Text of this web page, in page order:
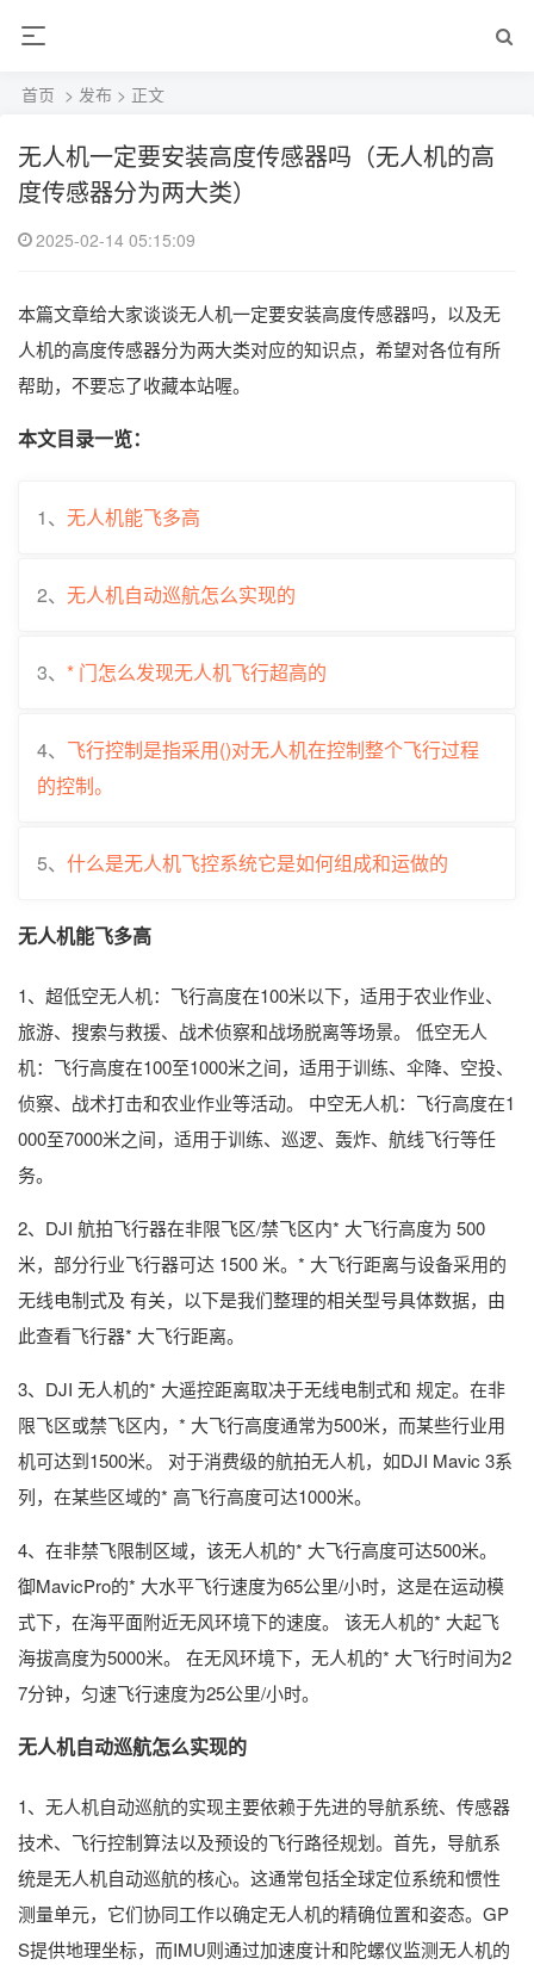
首页 > 发布 > 正文
无人机一定要安装高度传感器吗（无人机的高
度传感器分为两大类）
2025-02-14 05:15:09
本篇文章给大家谈谈无人机一定要安装高度传感器吗，以及无
人机的高度传感器分为两大类对应的知识点，希望对各位有所
帮助，不要忘了收藏本站喔。
本文目录一览：
1、 无人机能飞多高
2、 无人机自动巡航怎么实现的
3、 * 门怎么发现无人机飞行超高的
4、 飞行控制是指采用()对无人机在控制整个飞行过程
的控制。
5、 什么是无人机飞控系统它是如何组成和运做的
无人机能飞多高
1、超低空无人机：飞行高度在100米以下，适用于农业作业、
旅游、搜索与救援、战术侦察和战场脱离等场景。 低空无人
机：飞行高度在100至1000米之间，适用于训练、伞降、空投、
侦察、战术打击和农业作业等活动。 中空无人机：飞行高度在1
000至7000米之间，适用于训练、巡逻、轰炸、航线飞行等任
务。
2、DJI 航拍飞行器在非限飞区/禁飞区内* 大飞行高度为 500
米，部分行业飞行器可达 1500 米。* 大飞行距离与设备采用的
无线电制式及 有关，以下是我们整理的相关型号具体数据，由
此查看飞行器* 大飞行距离。
3、DJI 无人机的* 大遥控距离取决于无线电制式和 规定。在非
限飞区或禁飞区内，* 大飞行高度通常为500米，而某些行业用
机可达到1500米。 对于消费级的航拍无人机，如DJI Mavic 3系
列，在某些区域的* 高飞行高度可达1000米。
4、在非禁飞限制区域，该无人机的* 大飞行高度可达500米。
御MavicPro的* 大水平飞行速度为65公里/小时，这是在运动模
式下，在海平面附近无风环境下的速度。 该无人机的* 大起飞
海拔高度为5000米。 在无风环境下，无人机的* 大飞行时间为2
7分钟，匀速飞行速度为25公里/小时。
无人机自动巡航怎么实现的
1、无人机自动巡航的实现主要依赖于先进的导航系统、传感器
技术、飞行控制算法以及预设的飞行路径规划。首先，导航系
统是无人机自动巡航的核心。这通常包括全球定位系统和惯性
测量单元，它们协同工作以确定无人机的精确位置和姿态。GP
S提供地理坐标，而IMU则通过加速度计和陀螺仪监测无人机的